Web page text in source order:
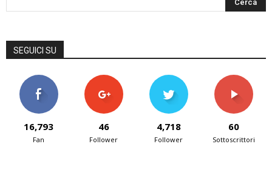
SEGUICI SU
16,793
Fan
46
Follower
4,718
Follower
60
Sottoscrittori